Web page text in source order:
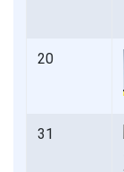
20
31